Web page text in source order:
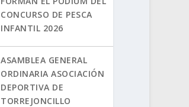
CONCURSO DE PESCA
INFANTIL 2026
ASAMBLEA GENERAL
ORDINARIA ASOCIACIÓN
DEPORTIVA DE
TORREJONCILLO